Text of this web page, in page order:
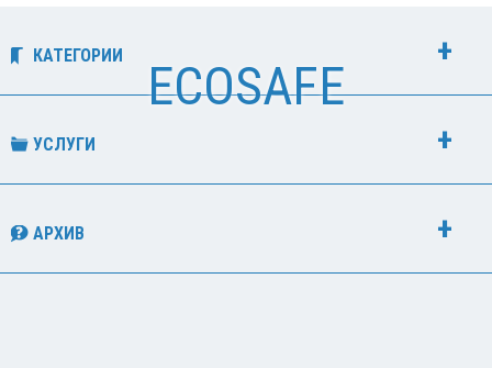
ECOSAFE
КАТЕГОРИИ
УСЛУГИ
АРХИВ